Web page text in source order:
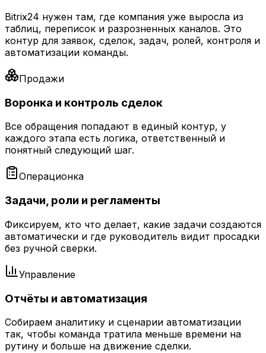
Bitrix24 нужен там, где компания уже выросла из
таблиц, переписок и разрозненных каналов. Это
контур для заявок, сделок, задач, ролей, контроля и
автоматизации команды.
Продажи
Воронка и контроль сделок
Все обращения попадают в единый контур, у
каждого этапа есть логика, ответственный и
понятный следующий шаг.
Операционка
Задачи, роли и регламенты
Фиксируем, кто что делает, какие задачи создаются
автоматически и где руководитель видит просадки
без ручной сверки.
Управление
Отчёты и автоматизация
Собираем аналитику и сценарии автоматизации
так, чтобы команда тратила меньше времени на
рутину и больше на движение сделки.